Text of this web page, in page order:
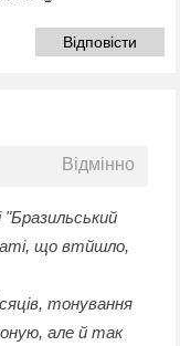
Відповісти
Відмінно
що втйшло,
тонування
але й так